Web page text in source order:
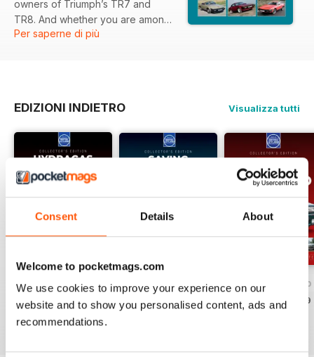
Consent Details About
Welcome to pocketmags.com
We use cookies to improve your experience on our
website and to show you personalised content, ads and
recommendations.
owners of Triumph’s TR7 and
TR8. And whether you are among
their number or a wedge-free
we’ve got it all.
Per saperne di più
EDIZIONI INDIETRO Visualizza tutti
#6 Hydragas Heroes: Allegro, Maxi, Princess, MGF
Acquista per€9,99
Vista|Al carrello
#5 Might Have Beens
Acquista per€9,99
#4 Austin Allegro
Acquista per€9,99